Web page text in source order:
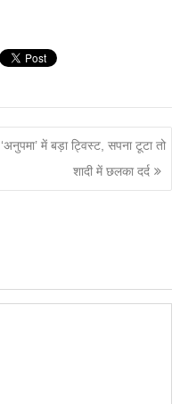
‘अनुपमा’ में बड़ा ट्विस्ट, सपना टूटा तो
शादी में छलका दर्द